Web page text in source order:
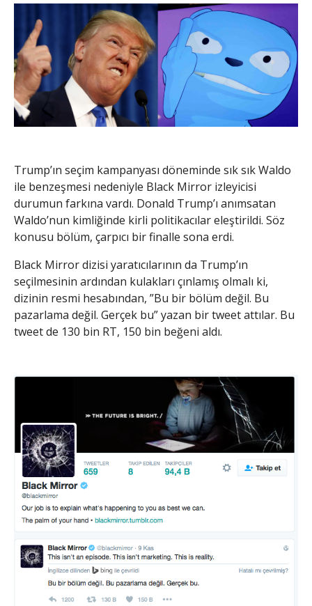
Trump’ın seçim kampanyası döneminde sık sık Waldo
ile benzeşmesi nedeniyle Black Mirror izleyicisi
durumun farkına vardı. Donald Trump’ı anımsatan
Waldo’nun kimliğinde kirli politikacılar eleştirildi. Söz
konusu bölüm, çarpıcı bir finalle sona erdi.
Black Mirror dizisi yaratıcılarının da Trump’ın
seçilmesinin ardından kulakları çınlamış olmalı ki,
dizinin resmi hesabından, ”Bu bir bölüm değil. Bu
pazarlama değil. Gerçek bu” yazan bir tweet attılar. Bu
tweet de 130 bin RT, 150 bin beğeni aldı.